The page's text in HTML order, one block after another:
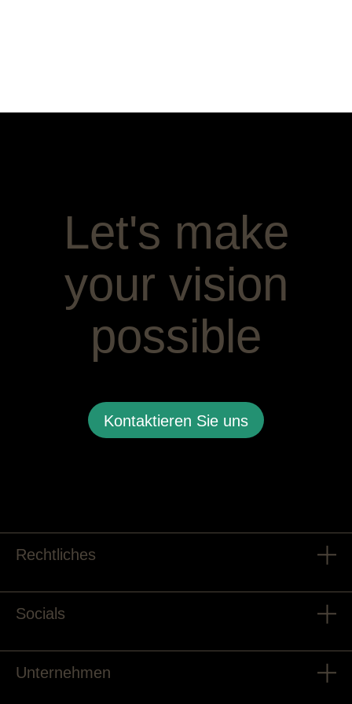
Let's make
your vision
possible
Kontaktieren Sie uns
Rechtliches
Socials
Unternehmen